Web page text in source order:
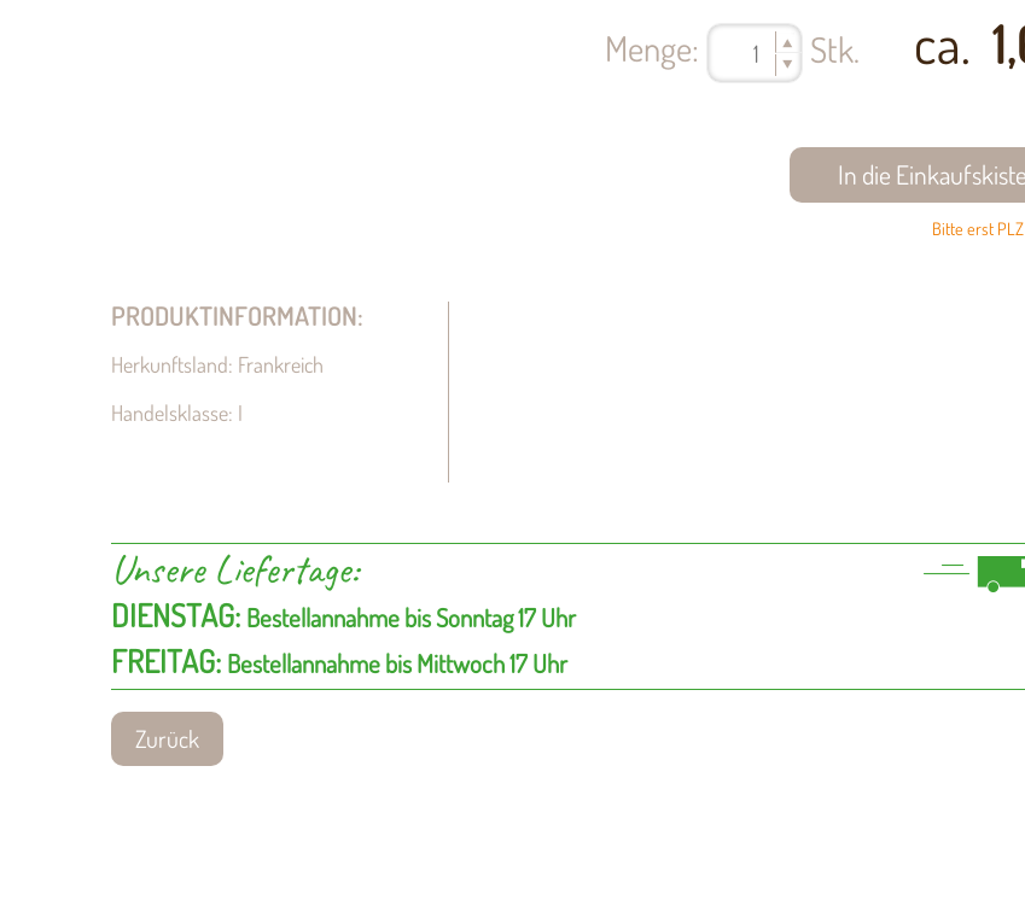
Menge: Stk. ca.
Bitte erst
PRODUKTINFORMATION:
Herkunftsland: Frankreich
Handelsklasse: I
Unsere Liefertage:
DIENSTAG: Bestellannahme bis Sonntag 17 Uhr
FREITAG: Bestellannahme bis Mittwoch 17 Uhr
Zurück